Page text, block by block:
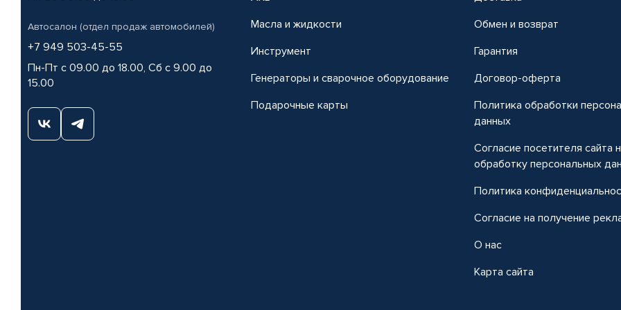
Автосалон (отдел продаж автомобилей)
+7 949 503-45-55
Пн-Пт с 09.00 до 18.00, Сб с 9.00 до
15.00
Масла и жидкости
Инструмент
Генераторы и сварочное оборудование
Подарочные карты
Обмен и возврат
Гарантия
Договор-оферта
Политика обработки
данных
Согласие посетителя сайта
обработку персональных
Политика
Согласие на получение
О нас
Карта сайта